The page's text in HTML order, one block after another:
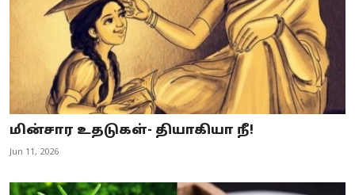
மின்சார உதடுகள்- தியாகியா நீ!
Jun 11, 2026